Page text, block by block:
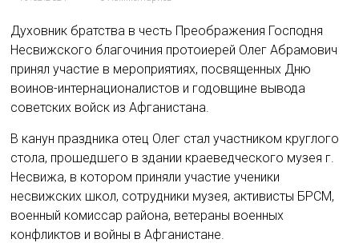
Духовник братства в честь Преображения Господня
Несвижского благочиния протоиерей Олег Абрамович
принял участие в мероприятиях, посвященных Дню
воинов-интернационалистов и годовщине вывода
советских войск из Афганистана.
В канун праздника отец Олег стал участником круглого
стола, прошедшего в здании краеведческого музея г.
Несвижа, в котором приняли участие ученики
несвижских школ, сотрудники музея, активисты БРСМ,
военный комиссар района, ветераны военных
конфликтов и войны в Афганистане.